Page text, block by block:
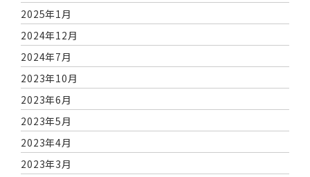
2025年1月
2024年12月
2024年7月
2023年10月
2023年6月
2023年5月
2023年4月
2023年3月